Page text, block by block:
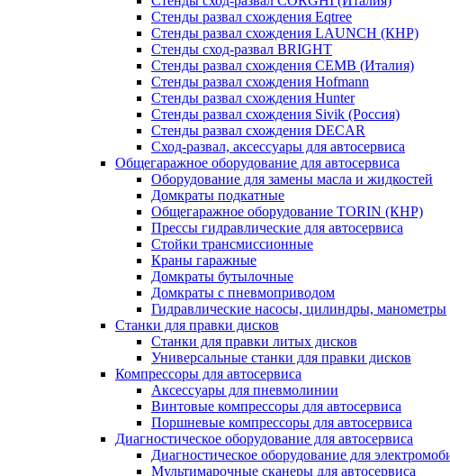
Стенды развал схождения Eqtree
Стенды развал схождения LAUNCH (КНР)
Стенды сход-развал BRIGHT
Стенды развал схождения CEMB (Италия)
Стенды развал схождения Hofmann
Стенды развал схождения Hunter
Стенды развал схождения Sivik (Россия)
Стенды развал схождения DECAR
Сход-развал, аксессуары для автосервиса
Общегаражное оборудование для автосервиса
Оборудование для замены масла и жидкостей
Домкраты подкатные
Общегаражное оборудование TORIN (КНР)
Прессы гидравлические для автосервиса
Стойки трансмиссионные
Краны гаражные
Домкраты бутылочные
Домкраты с пневмоприводом
Гидравлические насосы, цилиндры, манометры
Станки для правки дисков
Станки для правки литых дисков
Универсальные станки для правки дисков
Компрессоры для автосервиса
Аксессуары для пневмолинии
Винтовые компрессоры для автосервиса
Поршневые компрессоры для автосервиса
Диагностическое оборудование для автосервиса
Диагностическое оборудование для
Мультимарочные сканеры для автосервиса